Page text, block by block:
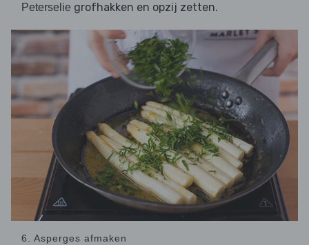
Peterselie grofhakken en opzij zetten.
6. Asperges afmaken